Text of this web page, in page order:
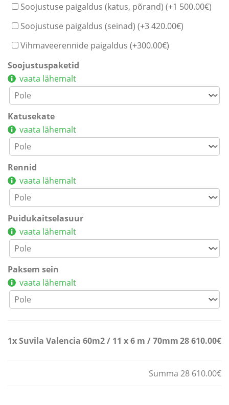
Soojustuse paigaldus (katus, põrand) (+1 500.00€)
Soojustuse paigaldus (seinad) (+3 420.00€)
Vihmaveerennide paigaldus (+300.00€)
Soojustuspaketid
vaata lähemalt
Katusekate
vaata lähemalt
Rennid
vaata lähemalt
Puidukaitselasuur
vaata lähemalt
Paksem sein
vaata lähemalt
1xSuvila Valencia 60m2 / 11 x 6 m / 70mm28 610.00€
Summa 28 610.00€